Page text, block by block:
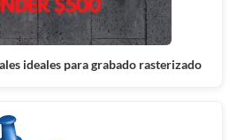
ideales para grabado rasterizado